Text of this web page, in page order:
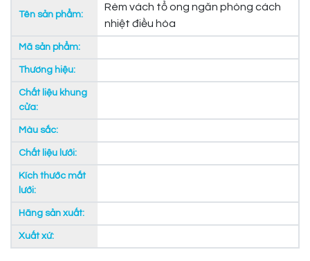
Tên sản phẩm:
Rèm vách tổ ong ngăn phòng cách
nhiệt điều hòa
Mã sản phẩm:
Thương hiệu:
Chất liệu khung
cửa:
Màu sắc:
Chất liệu lưới:
Kích thước mắt
lưới:
Hãng sản xuất:
Xuất xứ: